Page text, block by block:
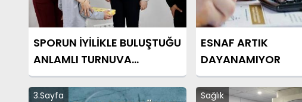
SPORUN İYİLİKLE BULUŞTUĞU
ANLAMLI TURNUVA
TAMAMLANDI
ESNAF ARTIK
DAYANAMIYOR
3.Sayfa Sağlık